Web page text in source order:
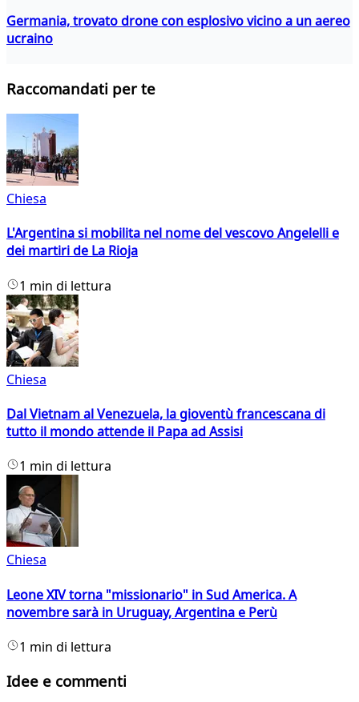
Germania, trovato drone con esplosivo vicino a un aereo
ucraino
Raccomandati per te
Chiesa
L'Argentina si mobilita nel nome del vescovo Angelelli e
dei martiri de La Rioja
1 min di lettura
Chiesa
Dal Vietnam al Venezuela, la gioventù francescana di
tutto il mondo attende il Papa ad Assisi
1 min di lettura
Chiesa
Leone XIV torna "missionario" in Sud America. A
novembre sarà in Uruguay, Argentina e Perù
1 min di lettura
Idee e commenti